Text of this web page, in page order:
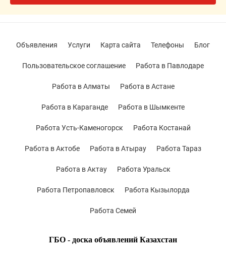
ГБО - доска объявлений Казахстан
Объявления Услуги Карта сайта Телефоны Блог
Пользовательское соглашение Работа в Павлодаре
Работа в Алматы Работа в Астане
Работа в Караганде Работа в Шымкенте
Работа Усть-Каменогорск Работа Костанай
Работа в Актобе Работа в Атырау Работа Тараз
Работа в Актау Работа Уральск
Работа Петропавловск Работа Кызылорда
Работа Семей